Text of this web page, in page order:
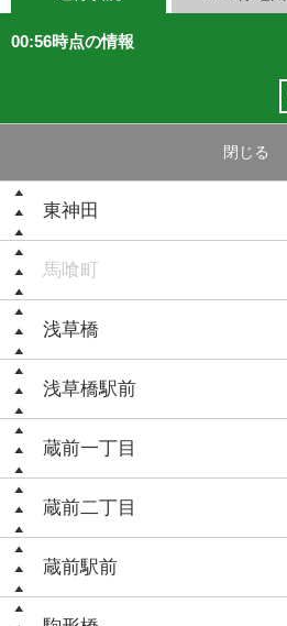
00:56時点の情報
閉じる
東神田
馬喰町
浅草橋
浅草橋駅前
蔵前一丁目
蔵前二丁目
蔵前駅前